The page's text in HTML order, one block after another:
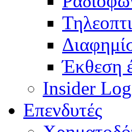
Έκθεση
Insider
Επενδυτές